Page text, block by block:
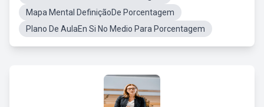
Mapa Mental DefiniçãoDe Porcentagem
Plano De AulaEn Si No Medio Para Porcentagem